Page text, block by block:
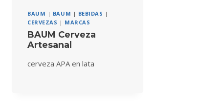
BAUM | BAUM | BEBIDAS |
CERVEZAS | MARCAS
BAUM Cerveza
Artesanal
cerveza APA en lata